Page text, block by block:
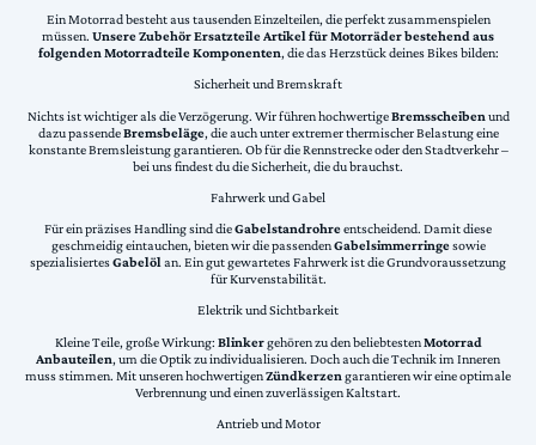
Ein Motorrad besteht aus tausenden Einzelteilen, die perfekt zusammenspielen
müssen. Unsere Zubehör Ersatzteile Artikel für Motorräder bestehend aus
folgenden Motorradteile Komponenten, die das Herzstück deines Bikes bilden:
Sicherheit und Bremskraft
Nichts ist wichtiger als die Verzögerung. Wir führen hochwertigeBremsscheiben und
dazu passendeBremsbeläge, die auch unter extremer thermischer Belastung eine
konstante Bremsleistung garantieren. Ob für die Rennstrecke oder den Stadtverkehr –
bei uns findest du die Sicherheit, die du brauchst.
Fahrwerk und Gabel
Für ein präzises Handling sind dieGabelstandrohreentscheidend. Damit diese
geschmeidig eintauchen, bieten wir die passendenGabelsimmerringesowie
spezialisiertesGabelölan. Ein gut gewartetes Fahrwerk ist die Grundvoraussetzung
für Kurvenstabilität.
Elektrik und Sichtbarkeit
Kleine Teile, große Wirkung: Blinkergehören zu den beliebtestenMotorrad
Anbauteilen, um die Optik zu individualisieren. Doch auch die Technik im Inneren
muss stimmen. Mit unseren hochwertigenZündkerzen garantieren wir eine optimale
Verbrennung und einen zuverlässigen Kaltstart.
Antrieb und Motor